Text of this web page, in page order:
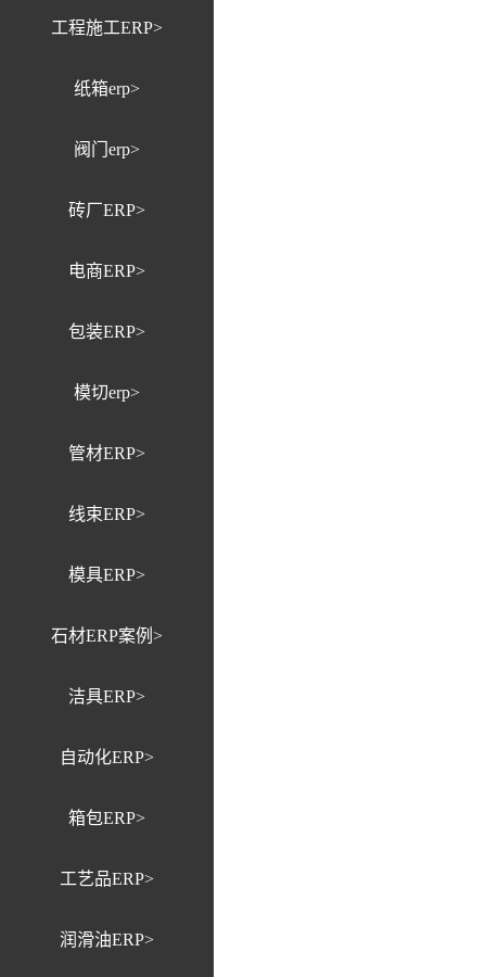
工程施工ERP>
纸箱erp>
阀门erp>
砖厂ERP>
电商ERP>
包装ERP>
模切erp>
管材ERP>
线束ERP>
模具ERP>
石材ERP案例>
洁具ERP>
自动化ERP>
箱包ERP>
工艺品ERP>
润滑油ERP>